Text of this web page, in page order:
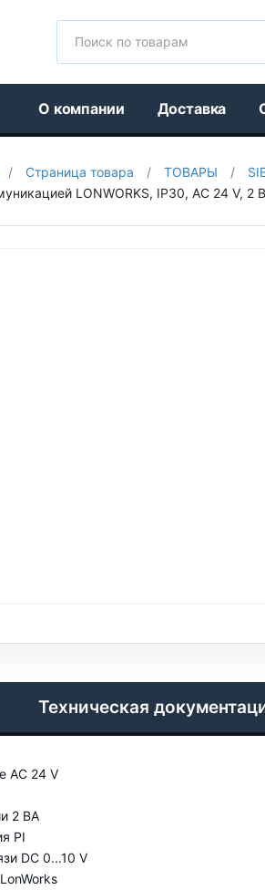
О компании Доставка
/ Страница товара / ТОВАРЫ /
LONWORKS, IP30, AC 24 V, 2
Техническая
AC 24 V
2 ВА
PI
DC 0...10 V